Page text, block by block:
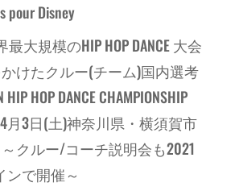
pour Disney
最大規模のHIP HOP DANCE 大会
けたクルー(チーム)国内選考
HOP DANCE CHAMPIONSHIP
月3日(土)神奈川県・横須賀市
クルー/コーチ説明会も2021
ンで開催～